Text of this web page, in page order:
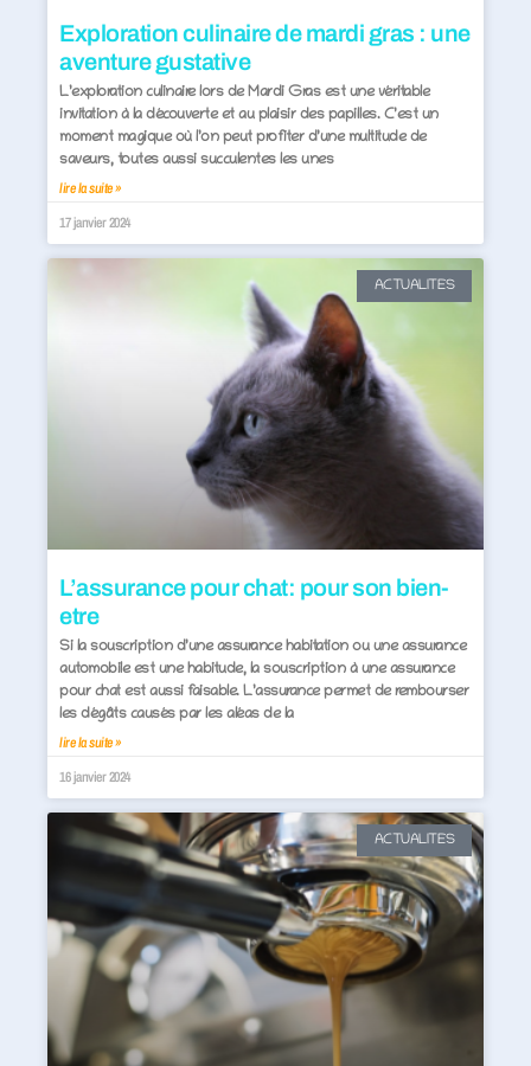
Exploration culinaire de mardi gras : une
aventure gustative
L’exploration culinaire lors de Mardi Gras est une véritable
invitation à la découverte et au plaisir des papilles. C’est un
moment magique où l’on peut profiter d’une multitude de
saveurs, toutes aussi succulentes les unes
lire la suite »
17 janvier 2024
ACTUALITES
L’assurance pour chat: pour son bien-
etre
Si la souscription d’une assurance habitation ou une assurance
automobile est une habitude, la souscription à une assurance
pour chat est aussi faisable. L’assurance permet de rembourser
les dégâts causés par les aléas de la
lire la suite »
16 janvier 2024
ACTUALITES